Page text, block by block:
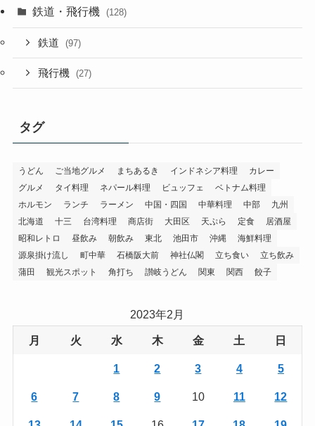
鉄道・飛行機 (128)
鉄道 (97)
飛行機 (27)
タグ
うどん ご当地グルメ まちあるき インドネシア料理
カレー
グルメ
タイ料理 ネパール料理 ビュッフェ
ベトナム料理
ホルモン
ランチ ラーメン 中国・四国 中華料理 中部
九州
北海道
十三 台湾料理 商店街 大田区 天ぷら 定食
居酒屋
昭和レトロ
昼飲み 朝飲み 東北 池田市 沖縄
海鮮料理
源泉掛け流し
町中華 石橋阪大前 神社仏閣 立ち食い
立ち飲み
蒲田
観光スポット 角打ち 讃岐うどん 関東 関西 餃子
2023年2月
月 火 水 木 金 土 日
1 2 3 4 5
6 7 8 9 10 11 12